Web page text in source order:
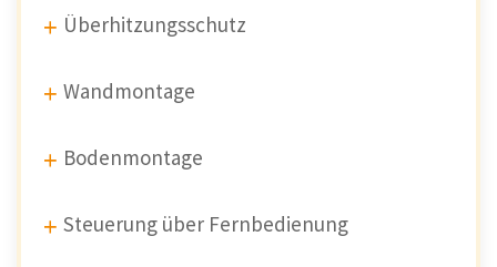
Überhitzungsschutz
Wandmontage
Bodenmontage
Steuerung über Fernbedienung